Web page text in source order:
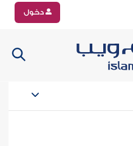
دخول